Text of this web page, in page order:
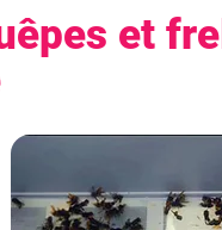
et